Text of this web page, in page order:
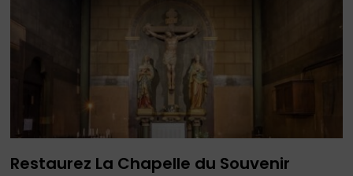
Restaurez La Chapelle du Souvenir